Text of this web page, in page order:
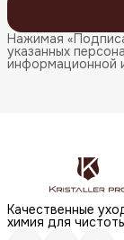
Нажимая
указанных
информационной
Качественные
химия для